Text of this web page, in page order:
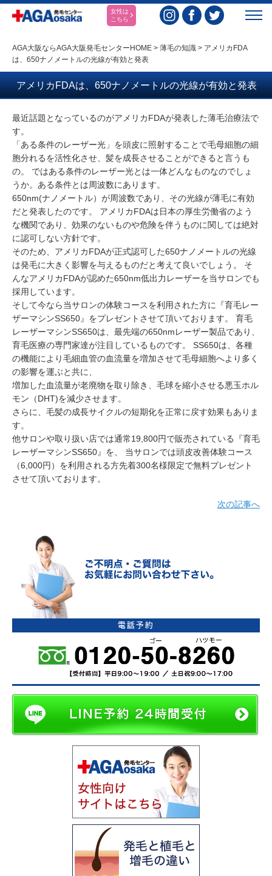
女性は
こちら
AGA大阪ならAGA大阪発毛センターHOME > 薄毛の知識 > アメリカFDA
は、650ナノメートルの光線が有効と発表
アメリカFDAは、650ナノメートルの光線が有効と発表
最近話題となっているのがアメリカFDAが発表した薄毛治療法で
す。
「ある条件のレーザー光」を頭皮に照射することで毛母細胞の細
胞分れるを活性化させ、髪を成長させることができると言うも
の。 ではある条件のレーザー光とは一体どんなものなのでしょ
うか。ある条件とは周波数にあります。
650nm(ナノメートル）が周波数であり、その光線が薄毛に有効
だと発表したのです。 アメリカFDAは日本の厚生労働省のよう
な機関であり、効果のないものや危険を伴うものに関しては絶対
に認可しない方針です。
そのため、アメリカFDAが正式認可した650ナノメートルの光線
は発毛に大きく影響を与えるものだと考えて良いでしょう。 そ
んなアメリカFDAが認めた650nm低出力レーザーを当サロンでも
採用しています。
そして今なら当サロンの体験コースを利用された方に『育毛レー
ザーマシンSS650』をプレゼントさせて頂いております。 育毛
レーザーマシンSS650は、最先端の650nmレーザー製品であり、
育毛医療の専門家達が注目しているものです。 SS650は、各種
の機能により毛細血管の血流量を増加させて毛母細胞へより多く
の影響を運ぶと共に、
増加した血流量が老廃物を取り除き、毛球を縮小させる悪玉ホル
モン（DHT)を減少させます。
さらに、毛髪の成長サイクルの短期化を正常に戻す効果もありま
す。
他サロンや取り扱い店では通常19,800円で販売されている『育毛
レーザーマシンSS650』を、 当サロンでは頭皮改善体験コース
（6,000円）を利用される方先着300名様限定で無料プレゼント
させて頂いております。
次の記事へ